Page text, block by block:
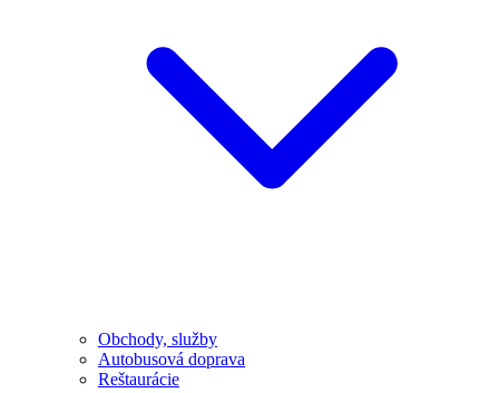
Obchody, služby
Autobusová doprava
Reštaurácie